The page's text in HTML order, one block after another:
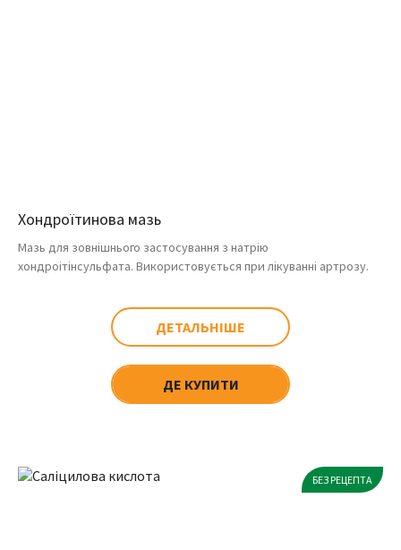
Хондроїтинова мазь
Мазь для зовнішнього застосування з натрію
хондроітінсульфата. Використовується при лікуванні артрозу.
ДЕТАЛЬНІШЕ
ДЕ КУПИТИ
БЕЗ РЕЦЕПТА